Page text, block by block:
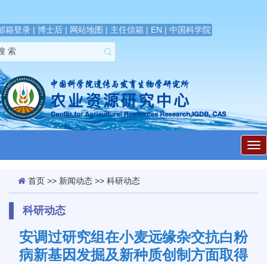
箱登录 | 博士后 | 网站地图 | 主任信箱 | EN | 中国科学院
展
开
首页 >> 新闻动态 >> 科研动态
科研动态
安调过研究组在小麦远缘杂交抗白粉
病新基因发掘及新种质创制方面取得